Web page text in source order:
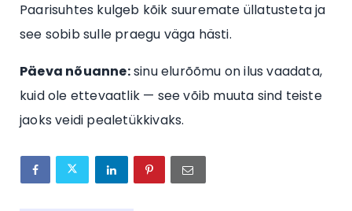
Paarisuhtes kulgeb kõik suuremate üllatusteta ja
see sobib sulle praegu väga hästi.
Päeva nõuanne:sinu elurõõmu on ilus vaadata,
kuid ole ettevaatlik — see võib muuta sind teiste
jaoks veidi pealetükkivaks.